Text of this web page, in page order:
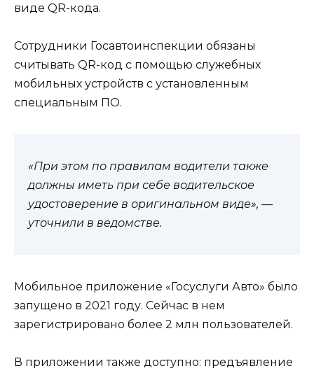
виде QR-кода.
Сотрудники Госавтоинспекции обязаны
считывать QR-код с помощью служебных
мобильных устройств с установленным
специальным ПО.
«При этом по правилам водители также
должны иметь при себе водительское
удостоверение в оригинальном виде», —
уточнили в ведомстве.
Мобильное приложение «Госуслуги Авто» было
запущено в 2021 году. Сейчас в нем
зарегистрировано более 2 млн пользователей.
В приложении также доступно: предъявление